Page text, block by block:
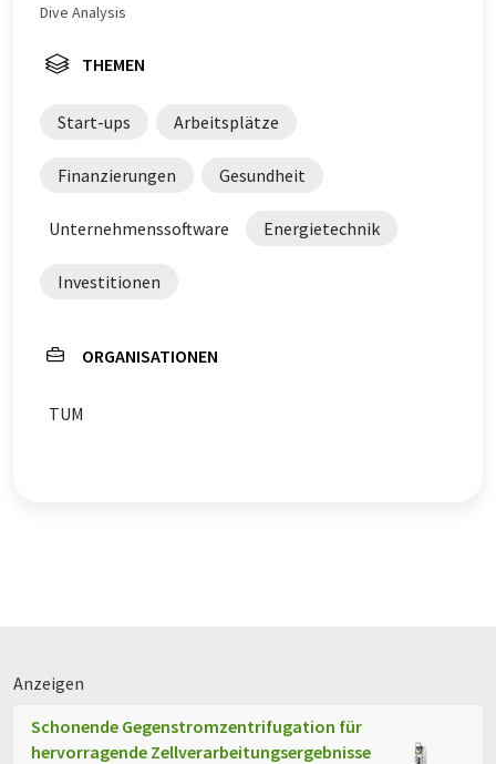
Dive Analysis
THEMEN
Start-ups Arbeitsplätze
Finanzierungen Gesundheit
Unternehmenssoftware Energietechnik
Investitionen
ORGANISATIONEN
TUM
Anzeigen
Schonende Gegenstromzentrifugation für
hervorragende Zellverarbeitungsergebnisse